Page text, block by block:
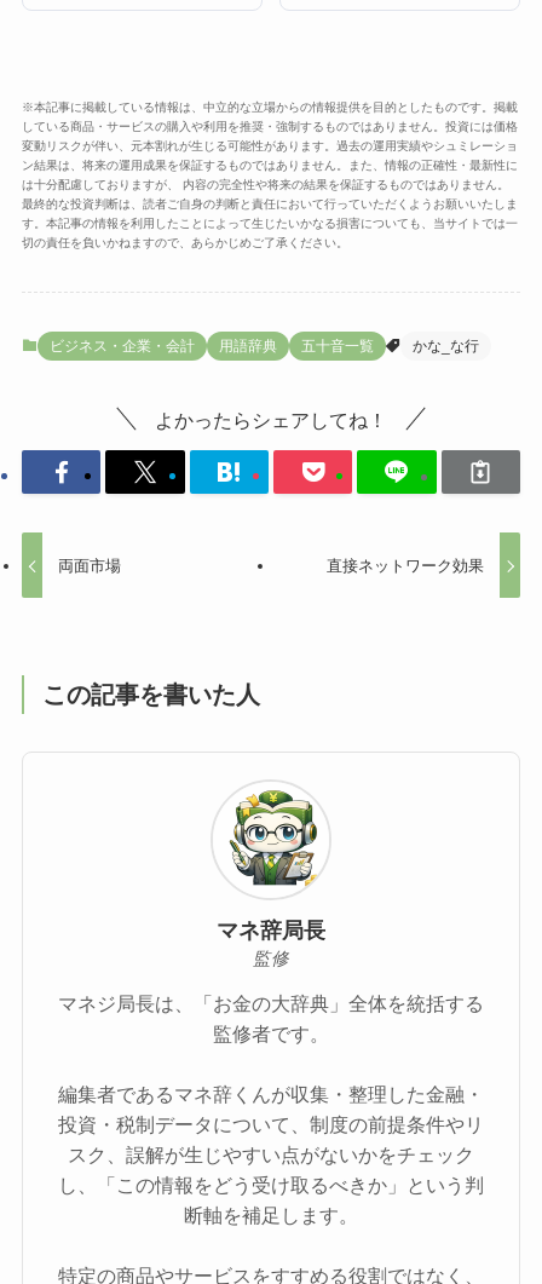
※本記事に掲載している情報は、中立的な立場からの情報提供を目的としたものです。掲載
している商品・サービスの購入や利用を推奨・強制するものではありません。投資には価格
変動リスクが伴い、元本割れが生じる可能性があります。過去の運用実績やシュミレーショ
ン結果は、将来の運用成果を保証するものではありません。また、情報の正確性・最新性に
は十分配慮しておりますが、 内容の完全性や将来の結果を保証するものではありません。
最終的な投資判断は、読者ご自身の判断と責任において行っていただくようお願いいたしま
す。本記事の情報を利用したことによって生じたいかなる損害についても、当サイトでは一
切の責任を負いかねますので、あらかじめご了承ください。
ビジネス・企業・会計 用語辞典 五十音一覧 かな_な行
よかったらシェアしてね！
両面市場 直接ネットワーク効果
この記事を書いた人
マネ辞局長
監修
マネジ局長は、「お金の大辞典」全体を統括する
監修者です。
編集者であるマネ辞くんが収集・整理した金融・
投資・税制データについて、制度の前提条件やリ
スク、誤解が生じやすい点がないかをチェック
し、「この情報をどう受け取るべきか」という判
断軸を補足します。
特定の商品やサービスをすすめる役割ではなく、